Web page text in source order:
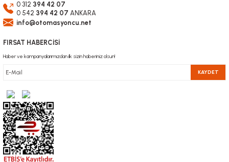
0 312 394 42 07
0 542 394 42 07 ANKARA
info@otomasyoncu.net
FIRSAT HABERCİSİ
Haber ve kampanyalarımızdan ilk sizin haberiniz olsun!
KAYDET